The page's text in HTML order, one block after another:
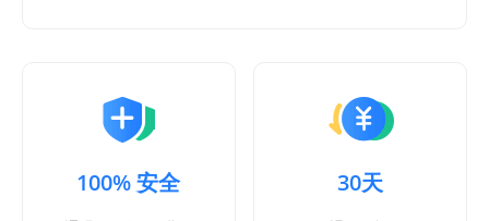
100% 安全 30天